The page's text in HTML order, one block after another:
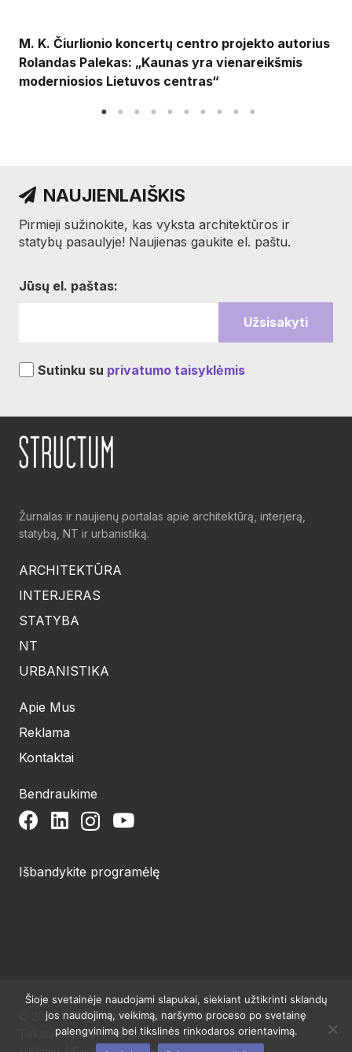
M. K. Čiurlionio koncertų centro projekto autorius
Rolandas Palekas: „Kaunas yra vienareikšmis
moderniosios Lietuvos centras“
NAUJIENLAIŠKIS
Pirmieji sužinokite, kas vyksta architektūros ir
statybų pasaulyje! Naujienas gaukite el. paštu.
Jūsų el. paštas:
Sutinku su privatumo taisyklėmis
Žurnalas ir naujienų portalas apie architektūrą, interjerą,
statybą, NT ir urbanistiką.
ARCHITEKTŪRA
INTERJERAS
STATYBA
NT
URBANISTIKA
Apie Mus
Reklama
Kontaktai
Bendraukime
Išbandykite programėlę
© 2024 UAB Structum projektai. Visos teisės saugomos.
Tekstų publikavimas galimas tik su raštišku redakcijos
Šioje svetainėje naudojami slapukai, siekiant užtikrinti sklandų
jos naudojimą, veikimą, naršymo proceso po svetainę
palengvinimą bei tikslinės rinkodaros orientavimą.